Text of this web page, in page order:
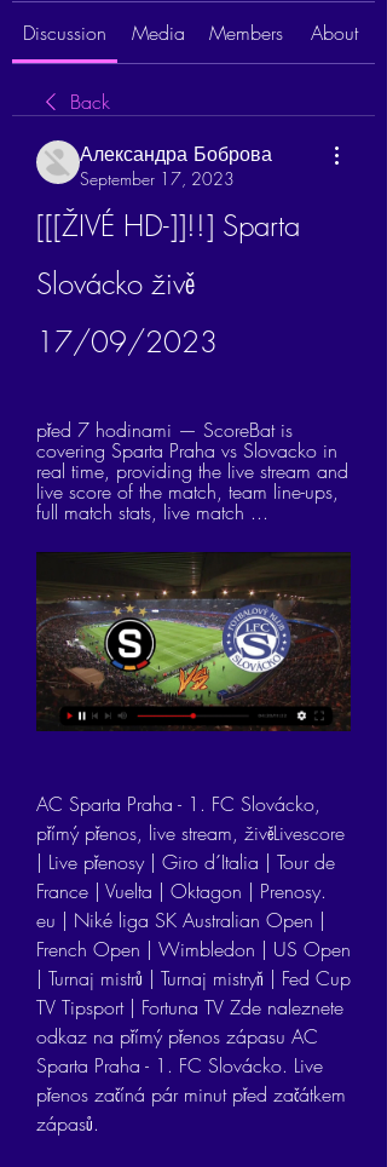
Discussion Media Members About
Back
Александра Боброва
September 17, 2023
[[[ŽIVÉ HD-]]!!] Sparta
Slovácko živě
17/09/2023
před 7 hodinami — ScoreBat is
covering Sparta Praha vs Slovacko in
real time, providing the live stream and
live score of the match, team line-ups,
full match stats, live match ...
AC Sparta Praha - 1. FC Slovácko,
přímý přenos, live stream, živěLivescore
| Live přenosy | Giro d´Italia | Tour de
France | Vuelta | Oktagon | Prenosy.
eu | Niké liga SK Australian Open |
French Open | Wimbledon | US Open
| Turnaj mistrů | Turnaj mistryň | Fed Cup
TV Tipsport | Fortuna TV Zde naleznete
odkaz na přímý přenos zápasu AC
Sparta Praha - 1. FC Slovácko. Live
přenos začíná pár minut před začátkem
zápasů.